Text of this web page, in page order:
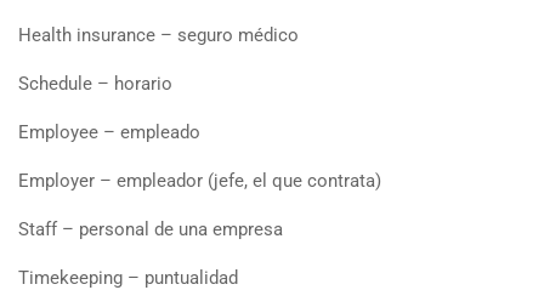
Health insurance – seguro médico
Schedule – horario
Employee – empleado
Employer – empleador (jefe, el que contrata)
Staff – personal de una empresa
Timekeeping – puntualidad